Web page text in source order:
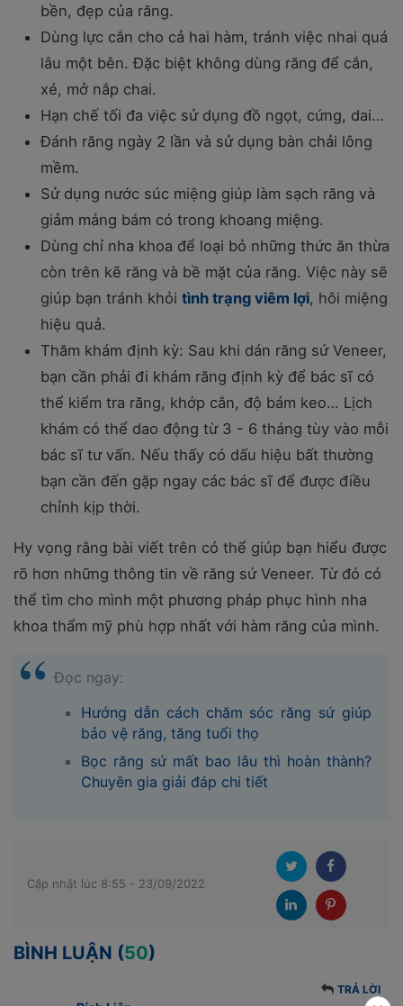
bền, đẹp của răng.
Dùng lực cắn cho cả hai hàm, tránh việc nhai quá
lâu một bên. Đặc biệt không dùng răng để cắn,
xé, mở nắp chai.
Hạn chế tối đa việc sử dụng đồ ngọt, cứng, dai…
Đánh răng ngày 2 lần và sử dụng bàn chải lông
mềm.
Sử dụng nước súc miệng giúp làm sạch răng và
giảm mảng bám có trong khoang miệng.
Dùng chỉ nha khoa để loại bỏ những thức ăn thừa
còn trên kẽ răng và bề mặt của răng. Việc này sẽ
giúp bạn tránh khỏi tình trạng viêm lợi, hôi miệng
hiệu quả.
Thăm khám định kỳ: Sau khi dán răng sứ Veneer,
bạn cần phải đi khám răng định kỳ để bác sĩ có
thể kiểm tra răng, khớp cắn, độ bám keo… Lịch
khám có thể dao động từ 3 - 6 tháng tùy vào mỗi
bác sĩ tư vấn. Nếu thấy có dấu hiệu bất thường
bạn cần đến gặp ngay các bác sĩ để được điều
chỉnh kịp thời.
Hy vọng rằng bài viết trên có thể giúp bạn hiểu được
rõ hơn những thông tin về răng sứ Veneer. Từ đó có
thể tìm cho mình một phương pháp phục hình nha
khoa thẩm mỹ phù hợp nhất với hàm răng của mình.
Đọc ngay:
Hướng dẫn cách chăm sóc răng sứ giúp
bảo vệ răng, tăng tuổi thọ
Bọc răng sứ mất bao lâu thì hoàn thành?
Chuyên gia giải đáp chi tiết
Cập nhật lúc 8:55 - 23/09/2022
BÌNH LUẬN (50)
TRẢ LỜI